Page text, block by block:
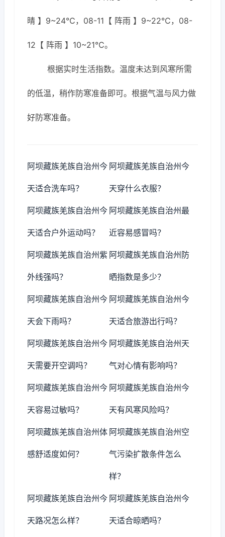
晴 】9~24℃，08-11【 阵雨 】9~22℃，08-
12【 阵雨 】10~21℃。
根据实时生活指数。温度未达到风寒所需
的低温，稍作防寒准备即可。根据气温与风力做
好防寒准备。
阿坝藏族羌族自治州今
天适合洗车吗？
阿坝藏族羌族自治州今
天穿什么衣服？
阿坝藏族羌族自治州今
天适合户外运动吗？
阿坝藏族羌族自治州最
近容易感冒吗？
阿坝藏族羌族自治州紫
外线强吗？
阿坝藏族羌族自治州防
晒指数是多少？
阿坝藏族羌族自治州今
天会下雨吗？
阿坝藏族羌族自治州今
天适合旅游出行吗？
阿坝藏族羌族自治州今
天需要开空调吗？
阿坝藏族羌族自治州天
气对心情有影响吗？
阿坝藏族羌族自治州今
天容易过敏吗？
阿坝藏族羌族自治州今
天有风寒风险吗？
阿坝藏族羌族自治州体
感舒适度如何？
阿坝藏族羌族自治州空
气污染扩散条件怎么
样？
阿坝藏族羌族自治州今
天路况怎么样？
阿坝藏族羌族自治州今
天适合晾晒吗？